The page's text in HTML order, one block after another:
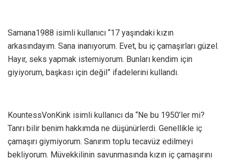
Samana1988 isimli kullanıcı “17 yaşındaki kızın
arkasındayım. Sana inanıyorum. Evet, bu iç çamaşırları güzel.
Hayır, seks yapmak istemiyorum. Bunları kendim için
giyiyorum, başkası için değil” ifadelerini kullandı.
KountessVonKink isimli kullanıcı da “Ne bu 1950’ler mi?
Tanrı bilir benim hakkımda ne düşünürlerdi. Genellikle iç
çamaşırı giymiyorum. Sanırım toplu tecavüz edilmeyi
bekliyorum. Müvekkilinin savunmasında kızın iç çamaşırını